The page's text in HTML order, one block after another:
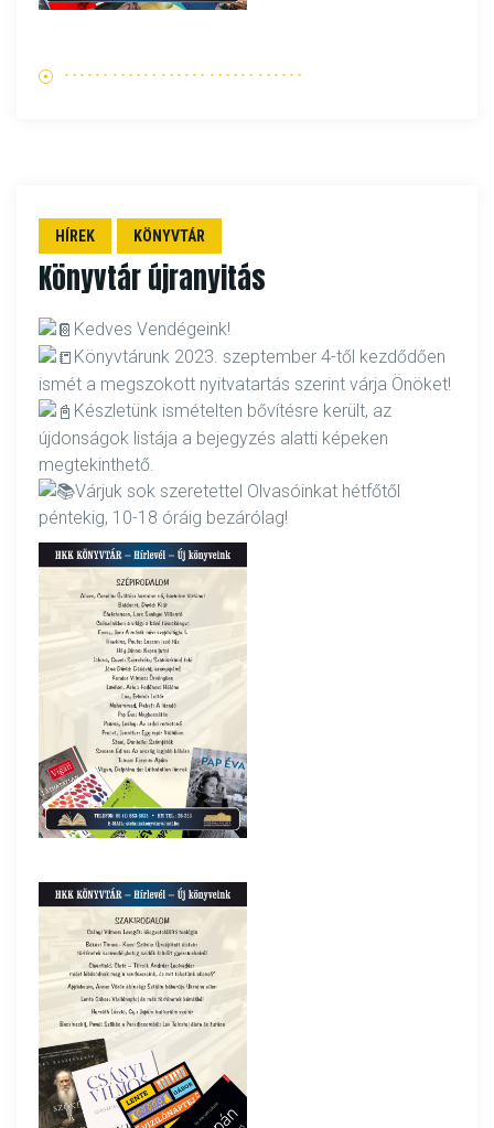
HÍREK KÖNYVTÁR
Könyvtár újranyitás
Kedves Vendégeink!
Könyvtárunk 2023. szeptember 4-től kezdődően
ismét a megszokott nyitvatartás szerint várja Önöket!
Készletünk ismételten bővítésre került, az
újdonságok listája a bejegyzés alatti képeken
megtekinthető.
Várjuk sok szeretettel Olvasóinkat hétfőtől
péntekig, 10-18 óráig bezárólag!